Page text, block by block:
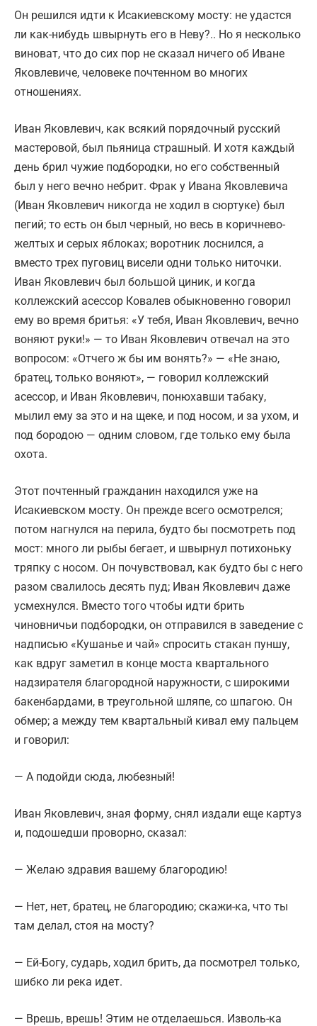
Он решился идти к Исакиевскому мосту: не удастся
ли как-нибудь швырнуть его в Неву?.. Но я несколько
виноват, что до сих пор не сказал ничего об Иване
Яковлевиче, человеке почтенном во многих
отношениях.
Иван Яковлевич, как всякий порядочный русский
мастеровой, был пьяница страшный. И хотя каждый
день брил чужие подбородки, но его собственный
был у него вечно небрит. Фрак у Ивана Яковлевича
(Иван Яковлевич никогда не ходил в сюртуке) был
пегий; то есть он был черный, но весь в коричнево-
желтых и серых яблоках; воротник лоснился, а
вместо трех пуговиц висели одни только ниточки.
Иван Яковлевич был большой циник, и когда
коллежский асессор Ковалев обыкновенно говорил
ему во время бритья: «У тебя, Иван Яковлевич, вечно
воняют руки!» — то Иван Яковлевич отвечал на это
вопросом: «Отчего ж бы им вонять?» — «Не знаю,
братец, только воняют», — говорил коллежский
асессор, и Иван Яковлевич, понюхавши табаку,
мылил ему за это и на щеке, и под носом, и за ухом, и
под бородою — одним словом, где только ему была
охота.
Этот почтенный гражданин находился уже на
Исакиевском мосту. Он прежде всего осмотрелся;
потом нагнулся на перила, будто бы посмотреть под
мост: много ли рыбы бегает, и швырнул потихоньку
тряпку с носом. Он почувствовал, как будто бы с него
разом свалилось десять пуд; Иван Яковлевич даже
усмехнулся. Вместо того чтобы идти брить
чиновничьи подбородки, он отправился в заведение с
надписью «Кушанье и чай» спросить стакан пуншу,
как вдруг заметил в конце моста квартального
надзирателя благородной наружности, с широкими
бакенбардами, в треугольной шляпе, со шпагою. Он
обмер; а между тем квартальный кивал ему пальцем
и говорил:
— А подойди сюда, любезный!
Иван Яковлевич, зная форму, снял издали еще картуз
и, подошедши проворно, сказал:
— Желаю здравия вашему благородию!
— Нет, нет, братец, не благородию; скажи-ка, что ты
там делал, стоя на мосту?
— Ей-Богу, сударь, ходил брить, да посмотрел только,
шибко ли река идет.
— Врешь, врешь! Этим не отделаешься. Изволь-ка